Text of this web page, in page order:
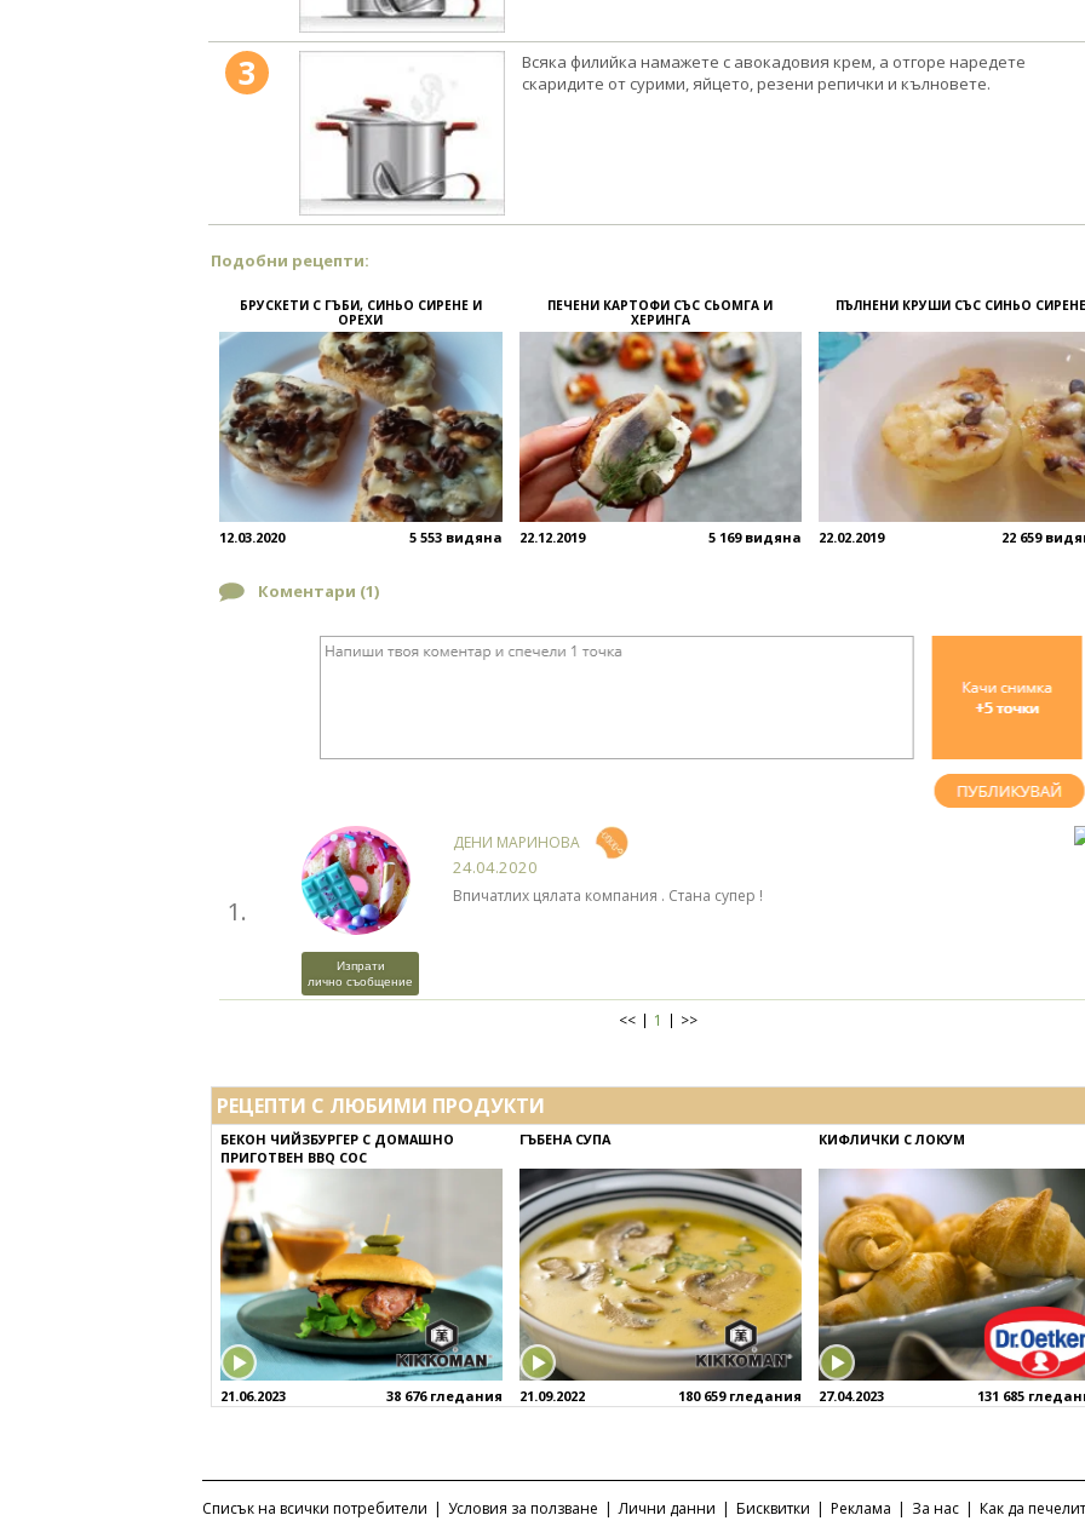
3
Всяка филийка намажете с авокадовия крем, а отгоре наредете
скаридите от сурими, яйцето, резени репички и кълновете.
Подобни рецепти:
БРУСКЕТИ С ГЪБИ, СИНЬО СИРЕНЕ И
ОРЕХИ
12.03.2020 5 553 видяна
ПЕЧЕНИ КАРТОФИ СЪС СЬОМГА И
ХЕРИНГА
22.12.2019 5 169 видяна
ПЪЛНЕНИ КРУШИ СЪС СИНЬО СИРЕНЕ
22.02.2019 22 659
Коментари (1)
1.
Изпрати
лично съобщение
ДЕНИ МАРИНОВА
24.04.2020
Впичатлих цялата компания . Стана супер !
<< 1 >>
РЕЦЕПТИ С ЛЮБИМИ ПРОДУКТИ
БЕКОН ЧИЙЗБУРГЕР С ДОМАШНО
ПРИГОТВЕН BBQ СОС
21.06.2023 38 676 гледания
ГЪБЕНА СУПА
21.09.2022 180 659 гледания
КИФЛИЧКИ С ЛОКУМ
27.04.2023 131 685
Списък на всички потребители | Условия за ползване | Лични данни | Бисквитки | Реклама | За нас | Как да